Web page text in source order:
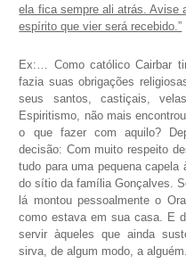
ela fica sempre ali atrás. Avise
espírito que vier será recebido.”
Ex:… Como católico Cairbar
fazia suas obrigações
seus santos, castiçais,
Espiritismo, não mais
o que fazer com aquilo?
decisão: Com muito respeito
tudo para uma pequena capela
do sítio da família Gonçalves.
lá montou pessoalmente o
como estava em sua casa. E
servir àqueles que ainda
sirva, de algum modo, a alguém.